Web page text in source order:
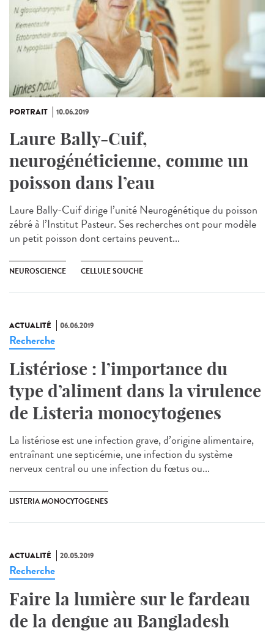
PORTRAIT 10.06.2019
Laure Bally-Cuif,
neurogénéticienne, comme un
poisson dans l’eau
Laure Bally-Cuif dirige l’unité Neurogénétique du poisson
zébré à l’Institut Pasteur. Ses recherches ont pour modèle
un petit poisson dont certains peuvent...
NEUROSCIENCE CELLULE SOUCHE
ACTUALITÉ 06.06.2019
Recherche
Listériose : l’importance du
type d’aliment dans la virulence
de Listeria monocytogenes
La listériose est une infection grave, d’origine alimentaire,
entraînant une septicémie, une infection du système
nerveux central ou une infection du fœtus ou...
LISTERIA MONOCYTOGENES
ACTUALITÉ 20.05.2019
Recherche
Faire la lumière sur le fardeau
de la dengue au Bangladesh